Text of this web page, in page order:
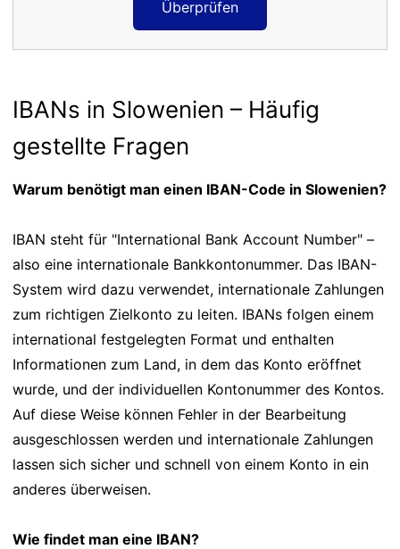
Überprüfen
IBANs in Slowenien – Häufig
gestellte Fragen
Warum benötigt man einen IBAN-Code in Slowenien?
IBAN steht für "International Bank Account Number" –
also eine internationale Bankkontonummer. Das IBAN-
System wird dazu verwendet, internationale Zahlungen
zum richtigen Zielkonto zu leiten. IBANs folgen einem
international festgelegten Format und enthalten
Informationen zum Land, in dem das Konto eröffnet
wurde, und der individuellen Kontonummer des Kontos.
Auf diese Weise können Fehler in der Bearbeitung
ausgeschlossen werden und internationale Zahlungen
lassen sich sicher und schnell von einem Konto in ein
anderes überweisen.
Wie findet man eine IBAN?